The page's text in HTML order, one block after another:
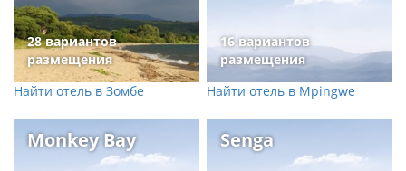
28 вариантов
размещения
Найти отель в Зомбе
16 вариантов
размещения
Найти отель в Mpingwe
Monkey Bay Senga